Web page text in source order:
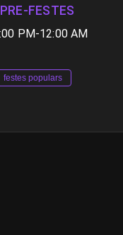
FESTES
PM-12:00 AM
festes populars